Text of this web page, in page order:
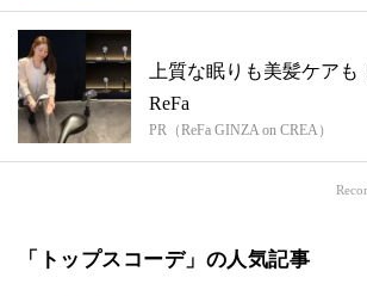
上質な眠りも美髪ケアも
ReFa
PR（ReFa GINZA on CREA）
「トップスコーデ」の人気記事